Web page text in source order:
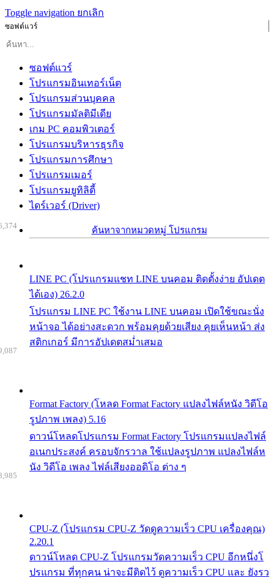
Toggle navigation ยกเลิก
ซอฟต์แวร์
ซอฟต์แวร์
โปรแกรมอินเทอร์เน็ต
โปรแกรมส่วนบุคคล
โปรแกรมมัลติมีเดีย
เกม PC คอมพิวเตอร์
โปรแกรมบริหารธุรกิจ
โปรแกรมการศึกษา
โปรแกรมเมอร์
โปรแกรมยูทิลิตี้
ไดร์เวอร์ (Driver)
ค้นหาจากหมวดหมู่ โปรแกรม
LINE PC (โปรแกรมแชท LINE บนคอม ติดตั้งง่าย อัปเดต
ได้เอง) 26.2.0
โปรแกรม LINE PC ใช้งาน LINE บนคอม เปิดใช้ขณะนั่ง
หน้าจอ ได้อย่างสะดวก พร้อมคุยด้วยเสียง คุยเห็นหน้า ส่ง
สติกเกอร์ มีการอัปเดตสม่ำเสมอ
Format Factory (โหลด Format Factory แปลงไฟล์หนัง วิดีโอ
รูปภาพ เพลง) 5.16
ดาวน์โหลดโปรแกรม Format Factory โปรแกรมแปลงไฟล์
อเนกประสงค์ ครอบจักรวาล ใช้แปลงรูปภาพ แปลงไฟล์ห
นัง วิดีโอ เพลง ไฟล์เสียงออดิโอ ต่าง ๆ
CPU-Z (โปรแกรม CPU-Z วัดดูความเร็ว CPU เครื่องคุณ)
2.20.1
ดาวน์โหลด CPU-Z โปรแกรมวัดความเร็ว CPU อีกหนึ่งโ
ปรแกรม ที่ทุกคน น่าจะมีติดไว้ ดูความเร็ว CPU และ ยังรว